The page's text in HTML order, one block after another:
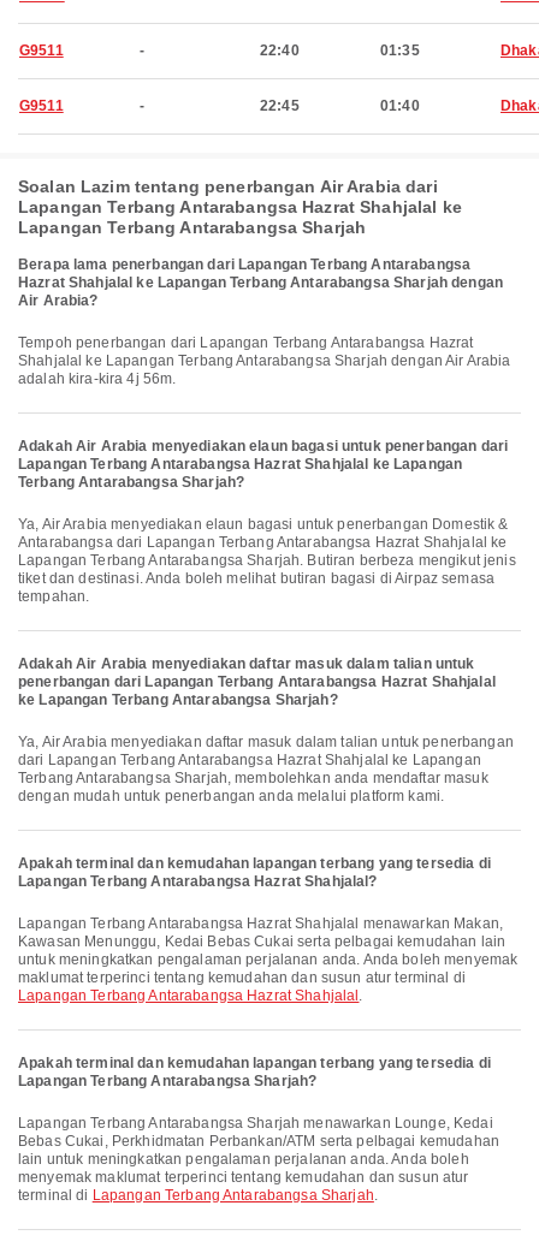
G9511 - 22:40 01:35
G9511 - 22:45 01:40
Soalan Lazim tentang penerbangan Air Arabia dari
Lapangan Terbang Antarabangsa Hazrat Shahjalal ke
Lapangan Terbang Antarabangsa Sharjah
Berapa lama penerbangan dari Lapangan Terbang Antarabangsa
Hazrat Shahjalal ke Lapangan Terbang Antarabangsa Sharjah dengan
Air Arabia?
Tempoh penerbangan dari Lapangan Terbang Antarabangsa Hazrat
Shahjalal ke Lapangan Terbang Antarabangsa Sharjah dengan Air Arabia
adalah kira-kira 4j 56m.
Adakah Air Arabia menyediakan elaun bagasi untuk penerbangan dari
Lapangan Terbang Antarabangsa Hazrat Shahjalal ke Lapangan
Terbang Antarabangsa Sharjah?
Ya, Air Arabia menyediakan elaun bagasi untuk penerbangan Domestik &
Antarabangsa dari Lapangan Terbang Antarabangsa Hazrat Shahjalal ke
Lapangan Terbang Antarabangsa Sharjah. Butiran berbeza mengikut jenis
tiket dan destinasi. Anda boleh melihat butiran bagasi di Airpaz semasa
tempahan.
Adakah Air Arabia menyediakan daftar masuk dalam talian untuk
penerbangan dari Lapangan Terbang Antarabangsa Hazrat Shahjalal
ke Lapangan Terbang Antarabangsa Sharjah?
Ya, Air Arabia menyediakan daftar masuk dalam talian untuk penerbangan
dari Lapangan Terbang Antarabangsa Hazrat Shahjalal ke Lapangan
Terbang Antarabangsa Sharjah, membolehkan anda mendaftar masuk
dengan mudah untuk penerbangan anda melalui platform kami.
Apakah terminal dan kemudahan lapangan terbang yang tersedia di
Lapangan Terbang Antarabangsa Hazrat Shahjalal?
Lapangan Terbang Antarabangsa Hazrat Shahjalal menawarkan Makan,
Kawasan Menunggu, Kedai Bebas Cukai serta pelbagai kemudahan lain
untuk meningkatkan pengalaman perjalanan anda. Anda boleh menyemak
maklumat terperinci tentang kemudahan dan susun atur terminal di
Lapangan Terbang Antarabangsa Hazrat Shahjalal .
Apakah terminal dan kemudahan lapangan terbang yang tersedia di
Lapangan Terbang Antarabangsa Sharjah?
Lapangan Terbang Antarabangsa Sharjah menawarkan Lounge, Kedai
Bebas Cukai, Perkhidmatan Perbankan/ATM serta pelbagai kemudahan
lain untuk meningkatkan pengalaman perjalanan anda. Anda boleh
menyemak maklumat terperinci tentang kemudahan dan susun atur
terminal di Lapangan Terbang Antarabangsa Sharjah.